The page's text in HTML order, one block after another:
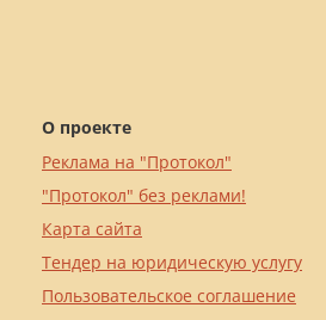
О проекте
Реклама на "Протокол"
"Протокол" без реклами!
Карта сайта
Тендер на юридическую услугу
Пользовательское соглашение